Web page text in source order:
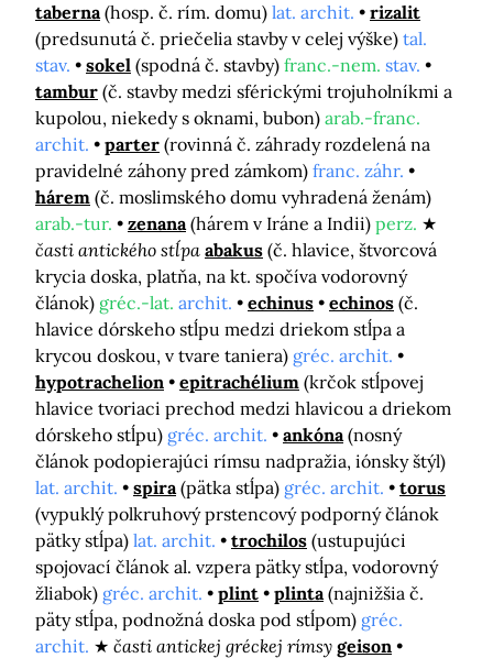
taberna (hosp. č. rím. domu) lat. archit.
rizalit
(predsunutá č. priečelia stavby v celej výške) tal.
stav.
sokel (spodná č. stavby) franc.-nem. stav.
tambur (č. stavby medzi sférickými trojuholníkmi a
kupolou, niekedy s oknami, bubon) arab.-franc.
archit.
parter (rovinná č. záhrady rozdelená na
pravidelné záhony pred zámkom) franc. záhr.
hárem (č. moslimského domu vyhradená ženám)
arab.-tur.
zenana (hárem v Iráne a Indii) perz.
časti antického stĺpa abakus (č. hlavice, štvorcová
krycia doska, platňa, na kt. spočíva vodorovný
článok) gréc.-lat. archit. echinus echinos (č.
hlavice dórskeho stĺpu medzi driekom stĺpa a
krycou doskou, v tvare taniera) gréc. archit.
hypotrachelion
epitrachélium (krčok stĺpovej
hlavice tvoriaci prechod medzi hlavicou a driekom
dórskeho stĺpu) gréc. archit. ankóna (nosný
článok podopierajúci rímsu nadpražia, iónsky štýl)
lat. archit.
spira (pätka stĺpa) gréc. archit.
torus
(vypuklý polkruhový prstencový podporný článok
pätky stĺpa) lat. archit. trochilos (ustupujúci
spojovací článok al. vzpera pätky stĺpa, vodorovný
žliabok) gréc. archit. plint plinta (najnižšia č.
päty stĺpa, podnožná doska pod stĺpom) gréc.
archit.
časti antickej gréckej rímsy geison